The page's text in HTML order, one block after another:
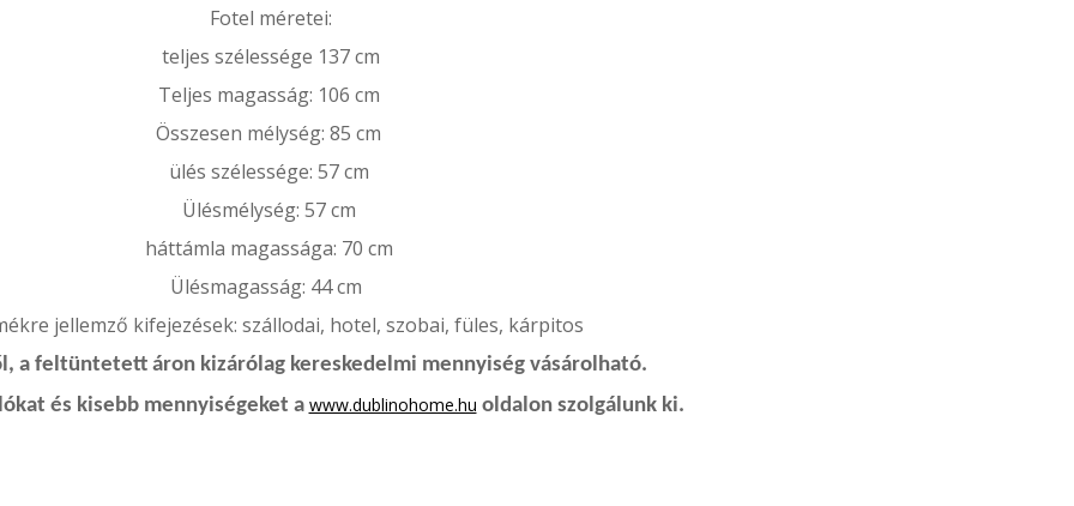
Fotel méretei:
teljes szélessége 137 cm
Teljes magasság: 106 cm
Összesen mélység: 85 cm
ülés szélessége: 57 cm
Ülésmélység: 57 cm
háttámla magassága: 70 cm
Ülésmagasság: 44 cm
jellemző kifejezések: szállodai, hotel, szobai, füles, kárpitos
a feltüntetett áron kizárólag kereskedelmi mennyiség vásárolható.
és kisebb mennyiségeket a www.dublinohome.hu oldalon szolgálunk ki.